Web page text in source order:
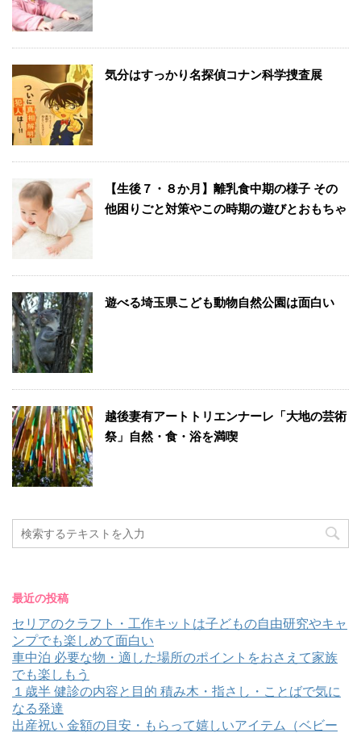
気分はすっかり名探偵コナン科学捜査展
【生後７・８か月】離乳食中期の様子 その
他困りごと対策やこの時期の遊びとおもちゃ
遊べる埼玉県こども動物自然公園は面白い
越後妻有アートトリエンナーレ「大地の芸術
祭」自然・食・浴を満喫
最近の投稿
セリアのクラフト・工作キットは子どもの自由研究やキャ
ンプでも楽しめて面白い
車中泊 必要な物・適した場所のポイントをおさえて家族
でも楽しもう
１歳半 健診の内容と目的 積み木・指さし・ことばで気に
なる発達
出産祝い 金額の目安・もらって嬉しいアイテム（ベビー